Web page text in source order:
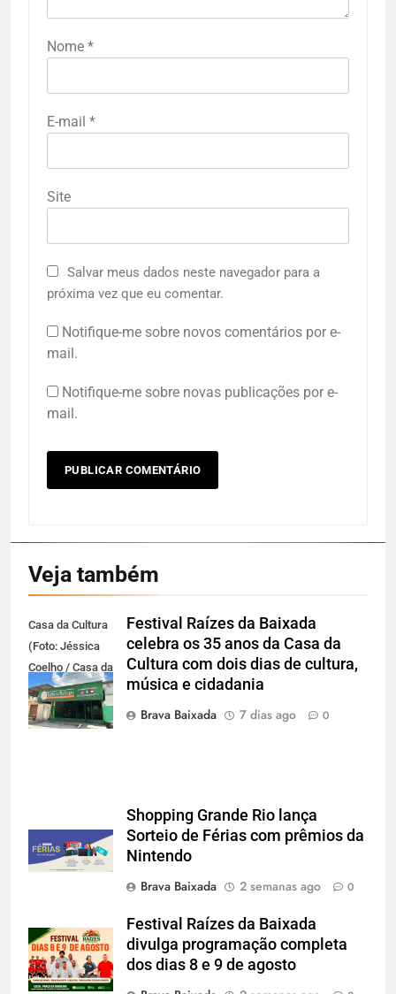
Nome *
E-mail *
Site
Salvar meus dados neste navegador para a
próxima vez que eu comentar.
Notifique-me sobre novos comentários por e-
mail.
Notifique-me sobre novas publicações por e-
mail.
Veja também
Casa da Cultura
(Foto: Jéssica
Coelho / Casa da
Cultura da
Baixada)
Festival Raízes da Baixada
celebra os 35 anos da Casa da
Cultura com dois dias de cultura,
música e cidadania
Brava Baixada
7 dias ago 0
Shopping Grande Rio lança
Sorteio de Férias com prêmios da
Nintendo
Brava Baixada
2 semanas ago 0
Festival Raízes da Baixada
divulga programação completa
dos dias 8 e 9 de agosto